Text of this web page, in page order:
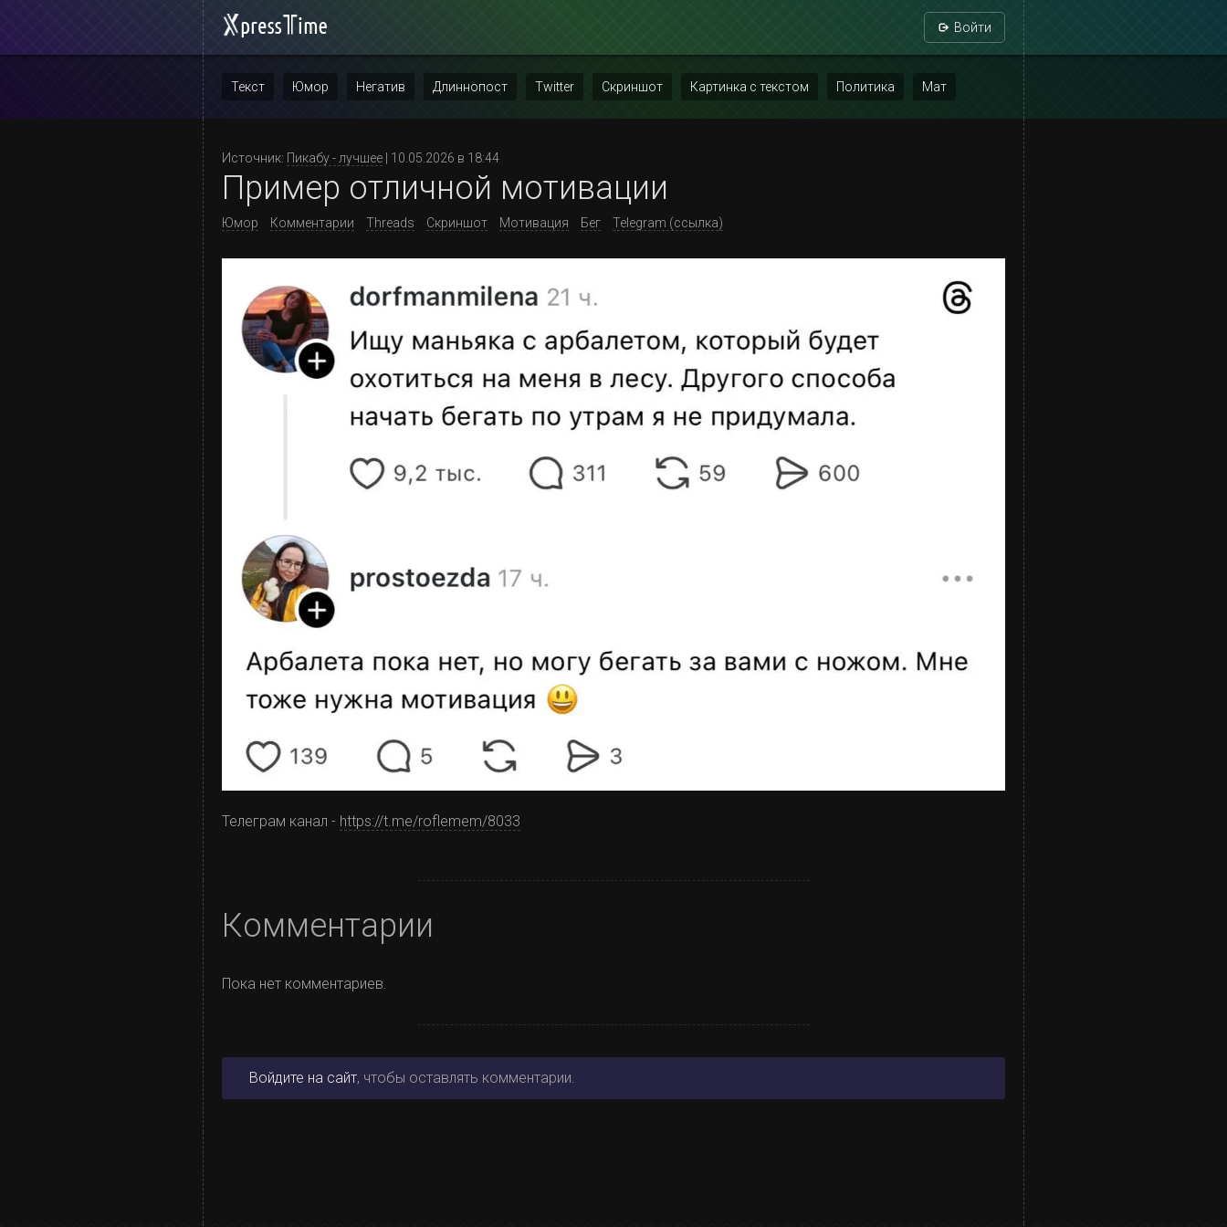
Войти
Текст Юмор Негатив Длиннопост Twitter Скриншот Картинка с текстом Политика Мат
Источник: Пикабу - лучшее | 10.05.2026 в 18:44
Пример отличной мотивации
Юмор Комментарии Threads Скриншот Мотивация Бег Telegram (ссылка)
Телеграм канал - https://t.me/roflemem/8033
Комментарии
Пока нет комментариев.
Войдите на сайт, чтобы оставлять комментарии.